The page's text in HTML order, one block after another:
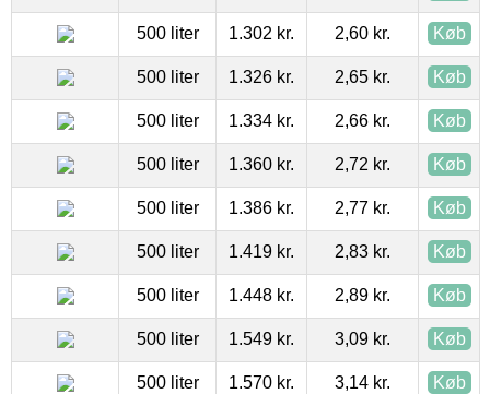
500 liter 1.302 kr. 2,60 kr. Køb
500 liter 1.326 kr. 2,65 kr. Køb
500 liter 1.334 kr. 2,66 kr. Køb
500 liter 1.360 kr. 2,72 kr. Køb
500 liter 1.386 kr. 2,77 kr. Køb
500 liter 1.419 kr. 2,83 kr. Køb
500 liter 1.448 kr. 2,89 kr. Køb
500 liter 1.549 kr. 3,09 kr. Køb
500 liter 1.570 kr. 3,14 kr. Køb